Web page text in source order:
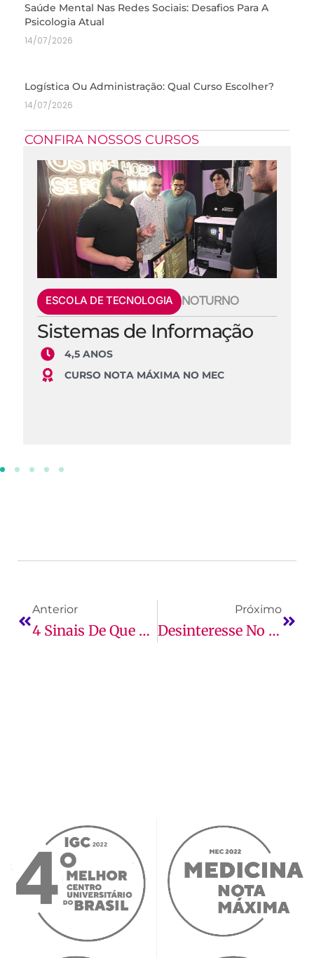
Saúde Mental Nas Redes Sociais: Desafios Para A
Psicologia Atual
14/07/2026
Logística Ou Administração: Qual Curso Escolher?
14/07/2026
CONFIRA NOSSOS CURSOS
ESCOLA DE TECNOLOGIA NOTURNO
Sistemas de Informação
4,5 ANOS
CURSO NOTA MÁXIMA NO MEC
Anterior
4 Sinais De Que Seu Filho Precisa Mudar De Escola
Próximo
Desinteresse No Ensino Médio: O Que Pode Estar Acontecendo?